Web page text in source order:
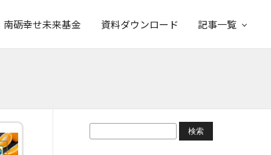
南砺幸せ未来基金 資料ダウンロード 記事一覧
検